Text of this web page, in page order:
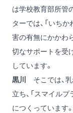
は学校教育部所管
ターでは、「いち
害の有無にかかわ
切なサポートを受
しています。
黒川
そこでは、
立ち、「スマイル
につくっています